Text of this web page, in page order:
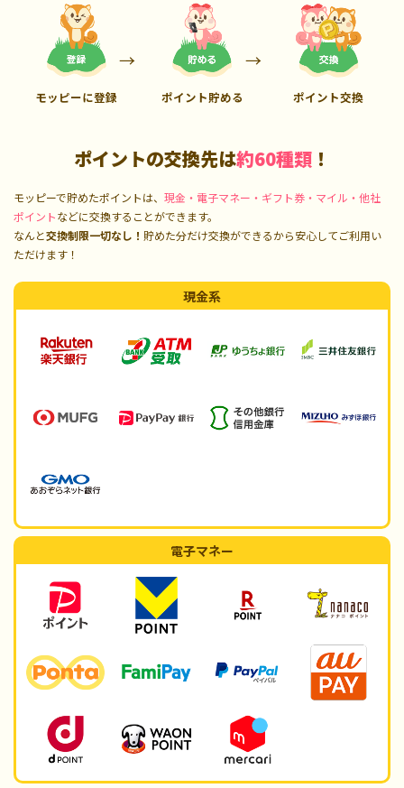
モッピーに登録 ポイント貯める ポイント交換
ポイントの交換先は約60種類 ！
モッピーで貯めたポイントは、 現金・電子マネー・ギフト券・マイル・他社
ポイントなどに交換することができます。
なんと交換制限一切なし！ 貯めた分だけ交換ができるから安心してご利用い
ただけます！
現金系
電子マネー